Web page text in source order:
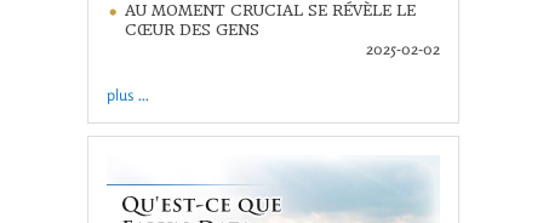
AU MOMENT CRUCIAL SE RÉVÈLE LE
CŒUR DES GENS
2025-02-02
plus ...